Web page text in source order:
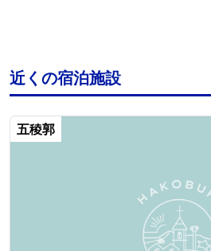
近くの宿泊施設
五稜郭